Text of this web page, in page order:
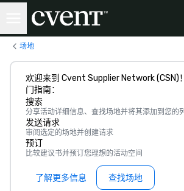
场地
欢迎来到 Cvent Supplier Network (CSN)
门指南：
搜索
分享活动详细信息、查找场地并将其添加到您的
发送请求
审阅选定的场地并创建请求
预订
比较建议书并预订您理想的活动空间
了解更多信息 查找场地